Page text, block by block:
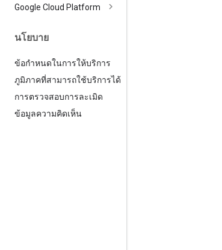
Google Cloud Platform
นโยบาย
ข้อกำหนดในการให้บริการ
ภูมิภาคที่สามารถใช้บริการได้
การตรวจสอบการละเมิด
ข้อมูลความคิดเห็น